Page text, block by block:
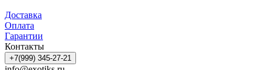
Доставка
Оплата
Гарантии
Контакты
+7(999) 345-27-21